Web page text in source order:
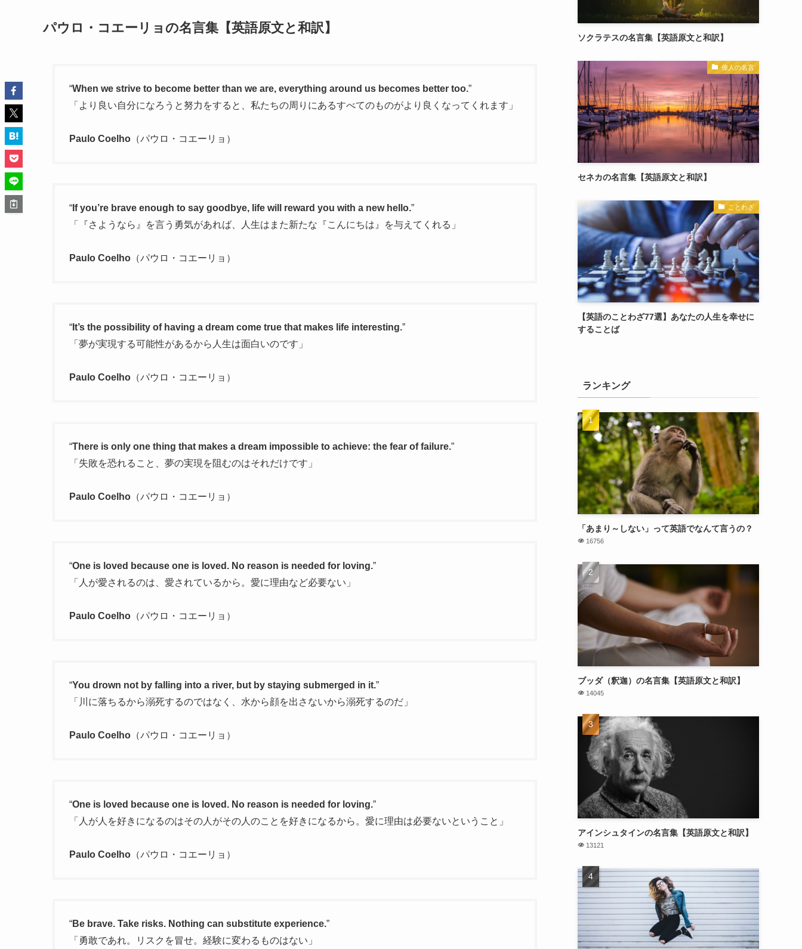
パウロ・コエーリョの名言集【英語原文と和訳】
“When we strive to become better than we are, everything around us becomes better too.”
「より良い自分になろうと努力をすると、私たちの周りにあるすべてのものがより良くなってくれます」
Paulo Coelho （パウロ・コエーリョ）
“ If you’re brave enough to say goodbye, life will reward you with a new hello.”
「『さようなら』を言う勇気があれば、人生はまた新たな『こんにちは』を与えてくれる」
Paulo Coelho （パウロ・コエーリョ）
“ It’s the possibility of having a dream come true that makes life interesting.”
「夢が実現する可能性があるから人生は面白いのです」
Paulo Coelho （パウロ・コエーリョ）
“There is only one thing that makes a dream impossible to achieve: the fear of failure.”
「失敗を恐れること、夢の実現を阻むのはそれだけです」
Paulo Coelho （パウロ・コエーリョ）
“One is loved because one is loved. No reason is needed for loving.”
「人が愛されるのは、愛されているから。愛に理由など必要ない」
Paulo Coelho （パウロ・コエーリョ）
“You drown not by falling into a river, but by staying submerged in it.”
「川に落ちるから溺死するのではなく、水から顔を出さないから溺死するのだ」
Paulo Coelho （パウロ・コエーリョ）
“One is loved because one is loved. No reason is needed for loving.”
「人が人を好きになるのはその人がその人のことを好きになるから。愛に理由は必要ないということ」
Paulo Coelho （パウロ・コエーリョ）
“Be brave. Take risks. Nothing can substitute experience.”
「勇敢であれ。リスクを冒せ。経験に変わるものはない」
ソクラテスの名言集【英語原文と和訳】
偉人の名言
セネカの名言集【英語原文と和訳】
ことわざ
【英語のことわざ77選】あなたの人生を幸せに
することば
ランキング
「あまり～しない」って英語でなんて言うの？
16756
ブッダ（釈迦）の名言集【英語原文と和訳】
14045
アインシュタインの名言集【英語原文と和訳】
13121